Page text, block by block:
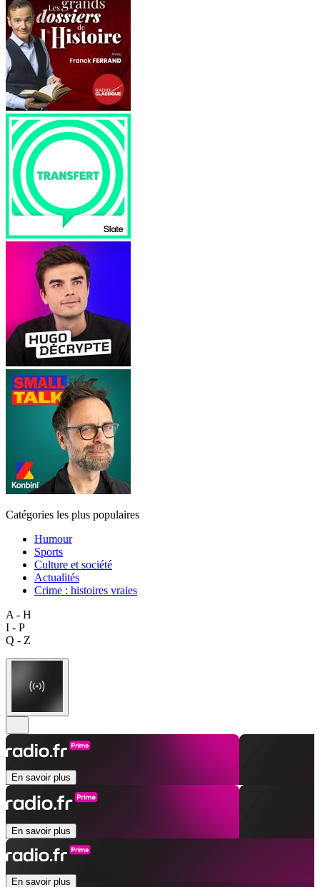
Catégories les plus populaires
Humour
Sports
Culture et société
Actualités
Crime : histoires vraies
A - H
I - P
Q - Z
En savoir plus
En savoir plus
En savoir plus